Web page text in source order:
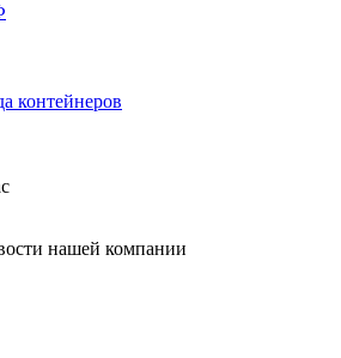
контейнеров
нашей компании